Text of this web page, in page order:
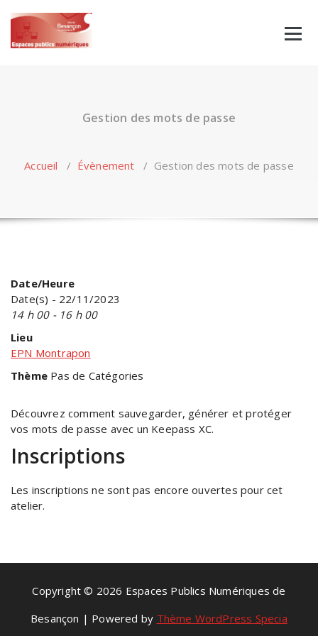
content
Gestion des mots de passe
Accueil / Évènement / Gestion des mots de passe
Date/Heure
Date(s) - 22/11/2023
14 h 00 - 16 h 00
Lieu
EPN Montrapon
Thème Pas de Catégories
Découvrez comment sauvegarder, générer et protéger
vos mots de passe avec un Keepass XC.
Inscriptions
Les inscriptions ne sont pas encore ouvertes pour cet
atelier.
Copyright © 2026 Espaces Publics Numériques de
Besançon | Powered by Thème WordPress Specia